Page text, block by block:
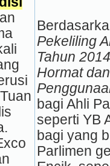
Pekeliling
Tahun
Hormat
bagi Ahli
seperti YB
bagi yang
Parlimen